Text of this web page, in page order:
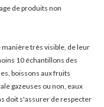
de produits non
très visible, de leur
10 échantillons des
boissons aux fruits
gazeuses ou non, eaux
doit s'assurer de respecter